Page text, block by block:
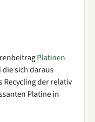
Platinen
die sich daraus
der relativ
Platine in